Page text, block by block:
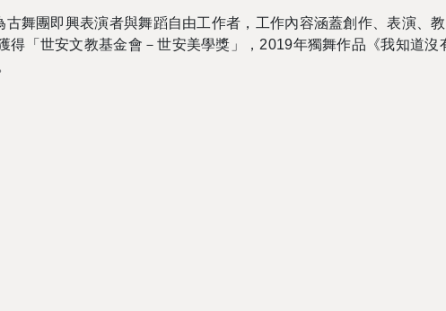
舞團即興表演者與舞蹈自由工作者，工作內容涵蓋創作、表演、
得「世安文教基金會－世安美學獎」， 2019年獨舞作品《我知道沒